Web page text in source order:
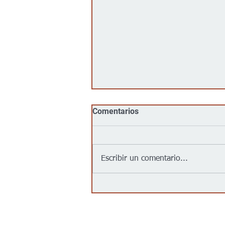
Comentarios
Escribir un comentario...